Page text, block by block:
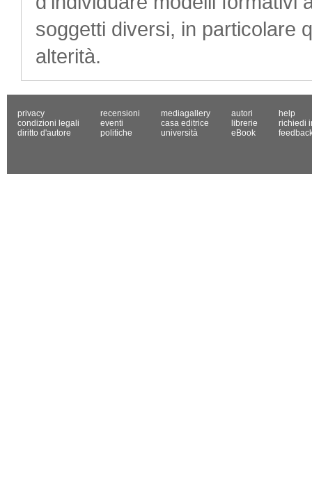
soggetti diversi, in particolare
alterità.
privacy
condizioni legali
diritto d'autore
recensioni
eventi
politiche
mediagallery
casa editrice
università
autori
librerie
eBook
help
richiedi